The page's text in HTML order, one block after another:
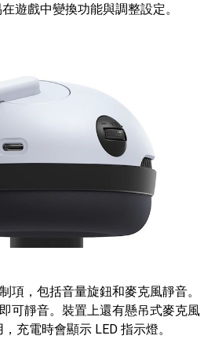
遊戲中變換功能與調整設定。
項，包括音量旋鈕和麥克風靜音。
可靜音。裝置上還有懸吊式麥克風
充電時會顯示 LED 指示燈。